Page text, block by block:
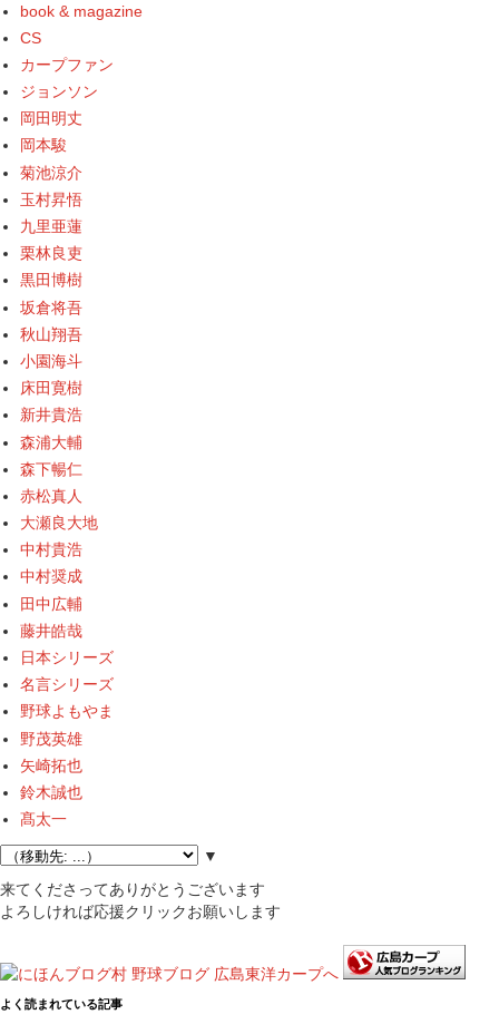
book & magazine
CS
カープファン
ジョンソン
岡田明丈
岡本駿
菊池涼介
玉村昇悟
九里亜蓮
栗林良吏
黒田博樹
坂倉将吾
秋山翔吾
小園海斗
床田寛樹
新井貴浩
森浦大輔
森下暢仁
赤松真人
大瀬良大地
中村貴浩
中村奨成
田中広輔
藤井皓哉
日本シリーズ
名言シリーズ
野球よもやま
野茂英雄
矢崎拓也
鈴木誠也
髙太一
▼
来てくださってありがとうございます
よろしければ応援クリックお願いします
よく読まれている記事